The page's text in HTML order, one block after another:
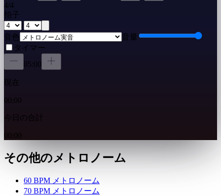
4/4
拍子
/
音色
音量
タイマー
05:00
現在
00:00
今日の合計
00:00
その他のメトロノーム
60 BPM メトロノーム
70 BPM メトロノーム